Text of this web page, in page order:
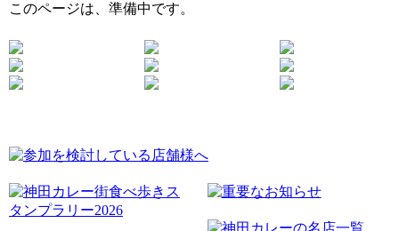
このページは、準備中です。